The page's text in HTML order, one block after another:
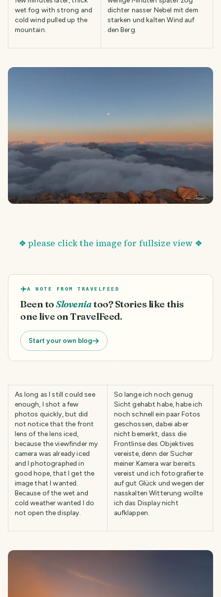
wet fog with strong and
cold wind pulled up the
mountain.
dichter nasser Nebel mit dem
starken und kalten Wind auf
den Berg.
❖ please click the image for fullsize view ❖
A NOTE FROM TRAVELFEED
Been toSloveniatoo? Stories like this
one live on TravelFeed.
Start your own blog
As long as I still could see
enough, I shot a few
photos quickly, but did
not notice that the front
lens of the lens iced,
because the viewfinder my
camera was already iced
and I photographed in
good hope, that I get the
image that I wanted.
Because of the wet and
cold weather wanted I do
not open the display.
So lange ich noch genug
Sicht gehabt habe, habe ich
noch schnell ein paar Fotos
geschossen, dabei aber
nicht bemerkt, dass die
Frontlinse des Objektives
vereiste, denn der Sucher
meiner Kamera war bereits
vereist und ich fotografierte
auf gut Glück und wegen der
nasskalten Witterung wollte
ich das Display nicht
aufklappen.